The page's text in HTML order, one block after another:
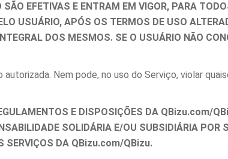
EFETIVAS E ENTRAM EM VIGOR, PARA
USUÁRIO, APÓS OS TERMOS DE USO
DOS MESMOS. SE O USUÁRIO NÃO
Nem pode, no uso do Serviço, violar
E DISPOSIÇÕES DA QBizu.com/
SOLIDÁRIA E/OU SUBSIDIÁRIA POR
SERVIÇOS DA QBizu.com/QBizu.